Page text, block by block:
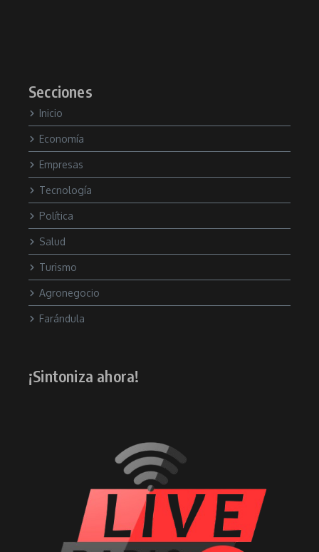
Secciones
Inicio
Economía
Empresas
Tecnología
Política
Salud
Turismo
Agronegocio
Farándula
¡Sintoniza ahora!